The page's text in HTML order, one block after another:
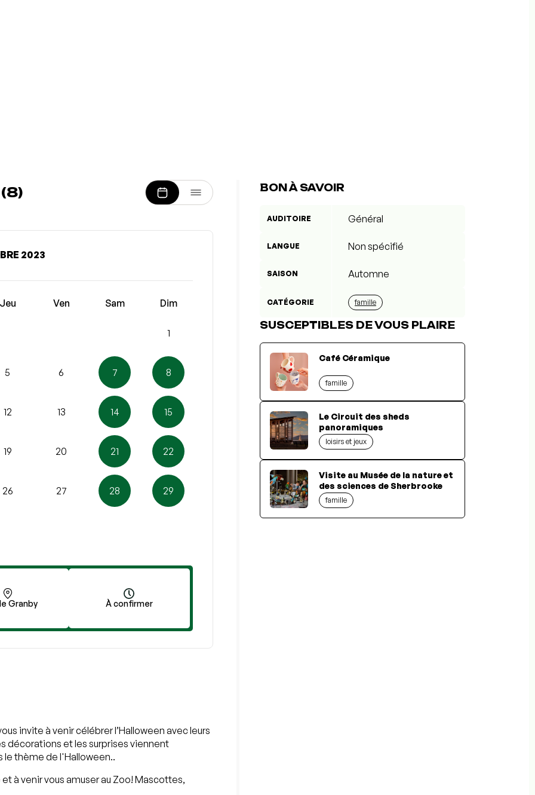
2023
Jeu Ven Sam Dim
1
5 6 7 8
12 13 14 15
19 20 21 22
26 27 28 29
Granby À confirmer
invite à venir célébrer l’Halloween avec leurs
décorations et les surprises viennent
thème de l'Halloween..
à venir vous amuser au Zoo! Mascottes,
BON À SAVOIR
AUDITOIRE Général
LANGUE Non spécifié
SAISON Automne
CATÉGORIE famille
SUSCEPTIBLES DE VOUS PLAIRE
Café Céramique
famille
Le Circuit des sheds
panoramiques
loisirs et jeux
Visite au Musée de la nature et
des sciences de Sherbrooke
famille